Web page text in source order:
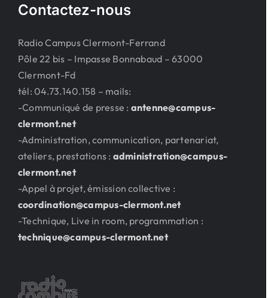
Contactez-nous
Radio Campus Clermont-Ferrand
Pôle 22 bis – Impasse Bonnabaud – 63000
Clermont-Fd
tél: 04.73.140.158 – mails:
-Communiqué de presse : antenne@campus-
clermont.net
-Administration, communication, partenariat,
ateliers, prestations : administration@campus-
clermont.net
-Appel à projet, émission collective :
coordination@campus-clermont.net
-Technique, Live in room, programmation :
technique@campus-clermont.net